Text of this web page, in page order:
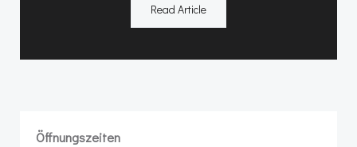
Read Article
Öffnungszeiten